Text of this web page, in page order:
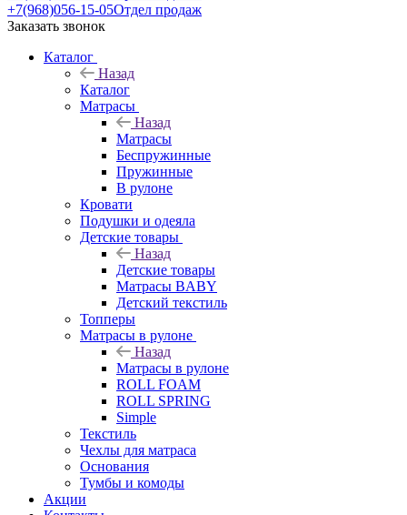
+7(968)056-15-05Отдел продаж
Заказать звонок
Каталог
Назад
Каталог
Матрасы
Назад
Матрасы
Беспружинные
Пружинные
В рулоне
Кровати
Подушки и одеяла
Детские товары
Назад
Детские товары
Матрасы BABY
Детский текстиль
Топперы
Матрасы в рулоне
Назад
Матрасы в рулоне
ROLL FOAM
ROLL SPRING
Simple
Текстиль
Чехлы для матраса
Основания
Тумбы и комоды
Акции